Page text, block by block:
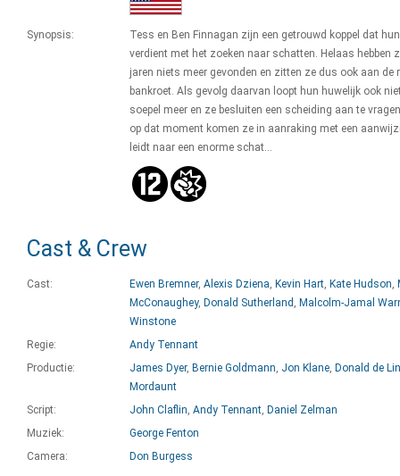
Synopsis:
Tess en Ben Finnagan zijn een getrouwd koppel dat
verdient met het zoeken naar schatten. Helaas hebben
jaren niets meer gevonden en zitten ze dus ook aan de
bankroet. Als gevolg daarvan loopt hun huwelijk ook
soepel meer en ze besluiten een scheiding aan te
op dat moment komen ze in aanraking met een
leidt naar een enorme schat...
Cast & Crew
Cast: Ewen Bremner, Alexis Dziena, Kevin Hart, Kate Hudson,
McConaughey, Donald Sutherland , Malcolm-Jamal
Winstone
Regie:
Andy Tennant
Productie:
James Dyer, Bernie Goldmann, Jon Klane, Donald de
Mordaunt
Script:
John Claflin, Andy Tennant, Daniel Zelman
Muziek:
George Fenton
Camera:
Don Burgess